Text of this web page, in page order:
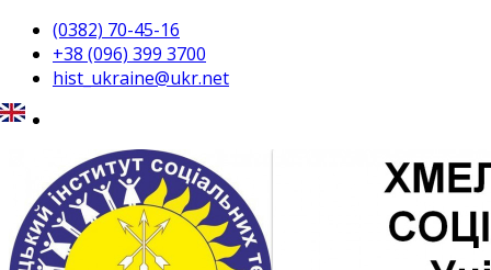
(0382) 70-45-16
+38 (096) 399 3700
hist_ukraine@ukr.net